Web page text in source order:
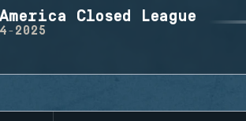
Closed League
2025